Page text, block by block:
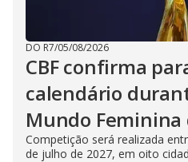
DO R7/05/08/2026
CBF confirma
calendário
Mundo Feminina
Competição será realizada
de julho de 2027, em oito